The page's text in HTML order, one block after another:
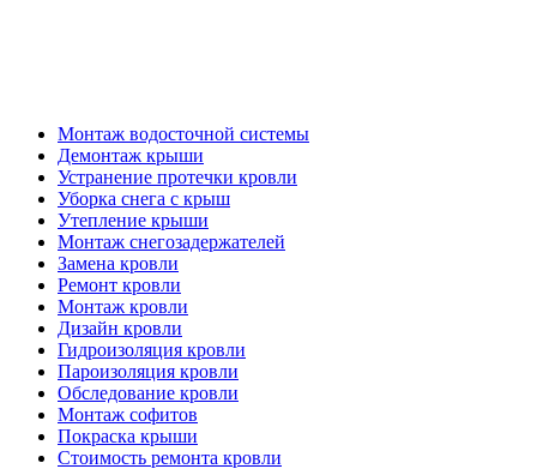
Монтаж водосточной системы
Демонтаж крыши
Устранение протечки кровли
Уборка снега с крыш
Утепление крыши
Монтаж снегозадержателей
Замена кровли
Ремонт кровли
Монтаж кровли
Дизайн кровли
Гидроизоляция кровли
Пароизоляция кровли
Обследование кровли
Монтаж софитов
Покраска крыши
Стоимость ремонта кровли